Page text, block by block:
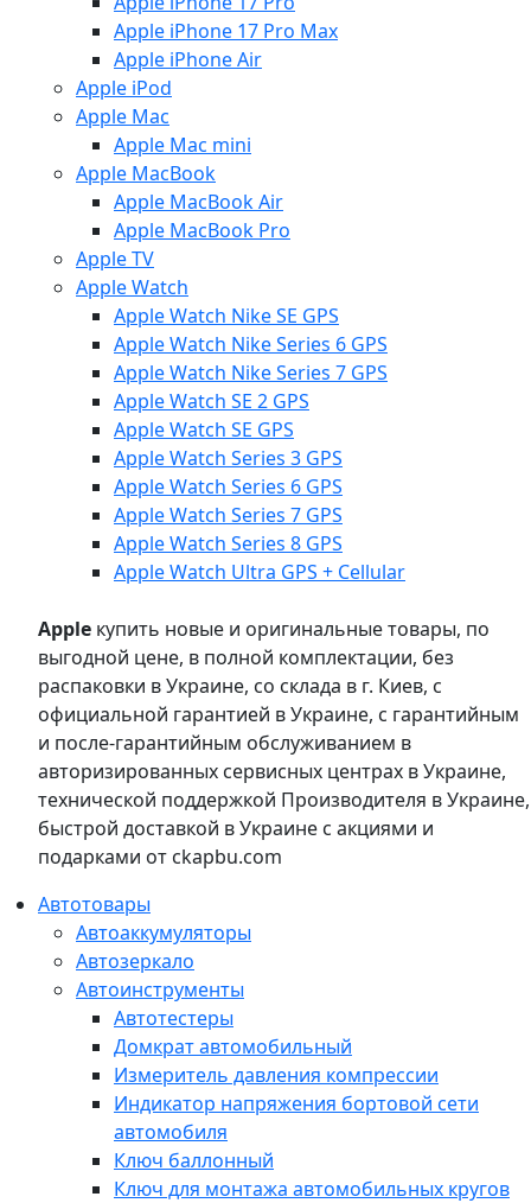
Apple iPhone 17 Pro Max
Apple iPhone Air
Apple iPod
Apple Mac
Apple Mac mini
Apple MacBook
Apple MacBook Air
Apple MacBook Pro
Apple TV
Apple Watch
Apple Watch Nike SE GPS
Apple Watch Nike Series 6 GPS
Apple Watch Nike Series 7 GPS
Apple Watch SE 2 GPS
Apple Watch SE GPS
Apple Watch Series 3 GPS
Apple Watch Series 6 GPS
Apple Watch Series 7 GPS
Apple Watch Series 8 GPS
Apple Watch Ultra GPS + Cellular
Apple купить новые и оригинальные товары, по
выгодной цене, в полной комплектации, без
распаковки в Украине, со склада в г. Киев, с
официальной гарантией в Украине, с гарантийным
и после-гарантийным обслуживанием в
авторизированных сервисных центрах в Украине,
технической поддержкой Производителя в Украине,
быстрой доставкой в Украине с акциями и
подарками от ckapbu.com
Автотовары
Автоаккумуляторы
Автозеркало
Автоинструменты
Автотестеры
Домкрат автомобильный
Измеритель давления компрессии
Индикатор напряжения бортовой сети
автомобиля
Ключ баллонный
Ключ для монтажа автомобильных кругов